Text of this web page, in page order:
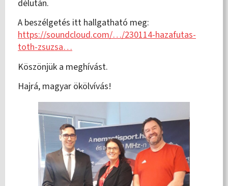
délután.
A beszélgetés itt hallgatható meg:
https://soundcloud.com/…/230114-hazafutas-
toth-zsuzsa…
Köszönjük a meghívást.
Hajrá, magyar ökölvívás!